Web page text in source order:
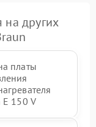
на других
платы
E 150 V